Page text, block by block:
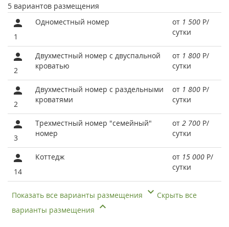
5 вариантов размещения
1
Одноместный номер от 1 500 Р/
сутки
2
Двухместный номер с двуспальной
кроватью
от 1 800 Р/
сутки
2
Двухместный номер с раздельными
кроватями
от 1 800 Р/
сутки
3
Трехместный номер "семейный"
номер
от 2 700 Р/
сутки
14
Коттедж от 15 000 Р/
сутки
Показать все варианты размещения
Скрыть все
варианты размещения